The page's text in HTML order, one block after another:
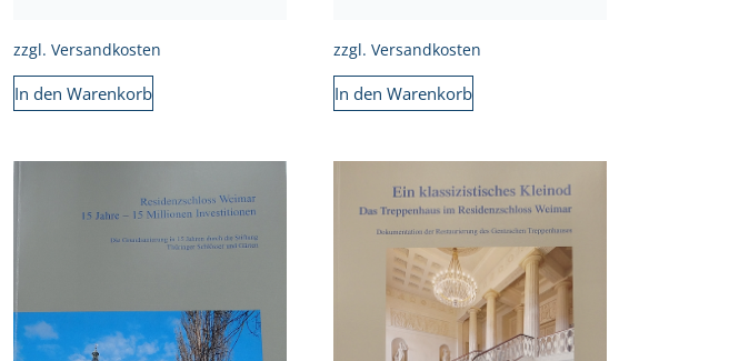
zzgl. Versandkosten
In den Warenkorb
zzgl.Versandkosten
In den Warenkorb